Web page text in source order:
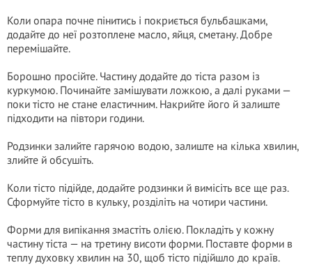
Коли опара почне пінитись і покриється бульбашками,
додайте до неї розтоплене масло, яйця, сметану. Добре
перемішайте.
Борошно просійте. Частину додайте до тіста разом із
куркумою. Починайте замішувати ложкою, а далі руками —
поки тісто не стане еластичним. Накрийте його й залиште
підходити на півтори години.
Родзинки залийте гарячою водою, залиште на кілька хвилин,
злийте й обсушіть.
Коли тісто підійде, додайте родзинки й вимісіть все ще раз.
Сформуйте тісто в кульку, розділіть на чотири частини.
Форми для випікання змастіть олією. Покладіть у кожну
частину тіста — на третину висоти форми. Поставте форми в
теплу духовку хвилин на 30, щоб тісто підійшло до країв.